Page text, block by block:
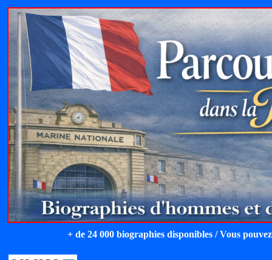
+ de 24 000 biographies disponibles / Vous